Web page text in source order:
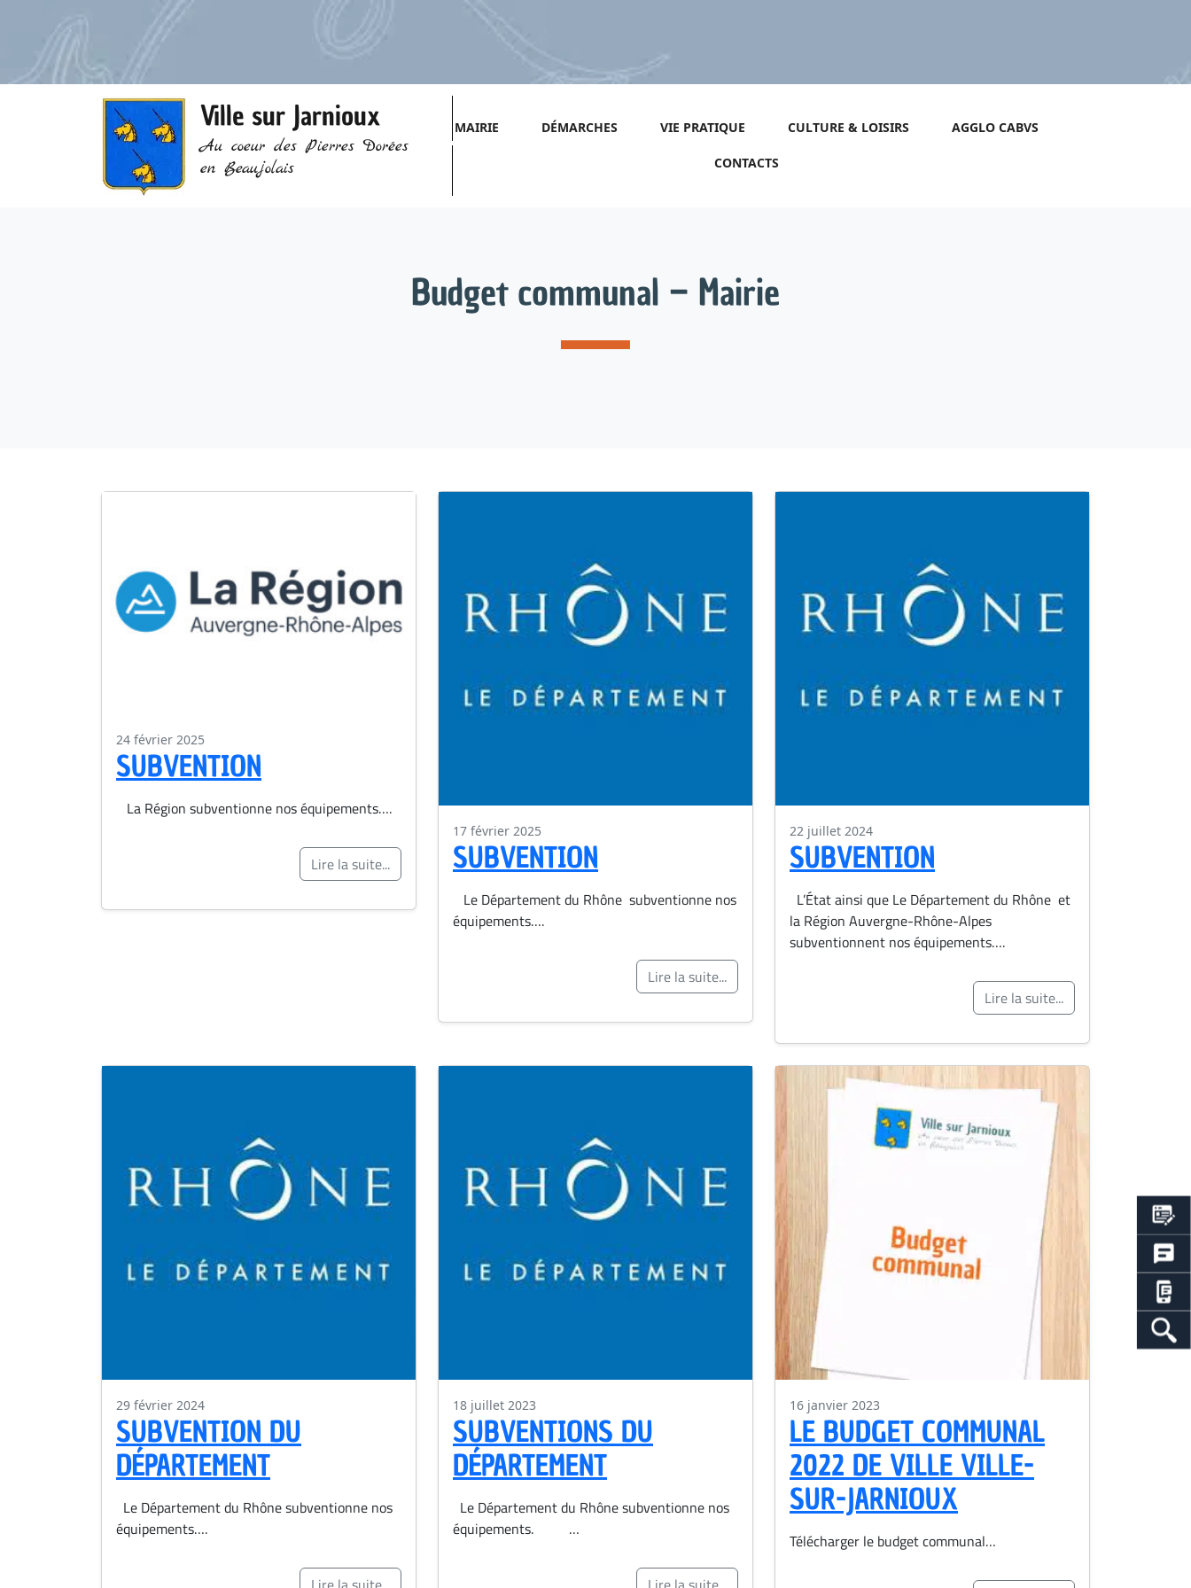
Ville sur Jarnioux
Au coeur des Pierres Dorées
en Beaujolais
MAIRIE DÉMARCHES VIE PRATIQUE CULTURE & LOISIRS AGGLO CABVS
CONTACTS
Budget communal – Mairie
24 février 2025
SUBVENTION
La Région subventionne nos équipements….
Lire la suite...
17 février 2025
SUBVENTION
Le Département du Rhône subventionne nos
équipements….
Lire la suite...
22 juillet 2024
SUBVENTION
L’État ainsi que Le Département du Rhône et
la Région Auvergne-Rhône-Alpes
subventionnent nos équipements….
Lire la suite...
29 février 2024
SUBVENTION DU
DÉPARTEMENT
Le Département du Rhône subventionne nos
équipements….
18 juillet 2023
SUBVENTIONS DU
DÉPARTEMENT
Le Département du Rhône subventionne nos
équipements. …
16 janvier 2023
LE BUDGET COMMUNAL
2022 DE VILLE VILLE-
SUR-JARNIOUX
Télécharger le budget communal…